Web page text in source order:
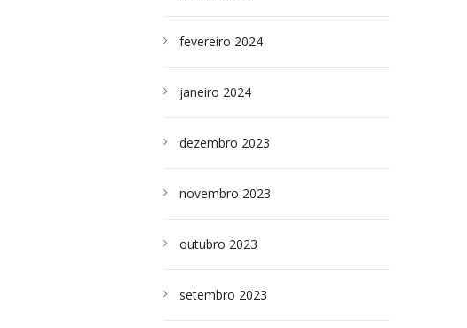
fevereiro 2024
janeiro 2024
dezembro 2023
novembro 2023
outubro 2023
setembro 2023